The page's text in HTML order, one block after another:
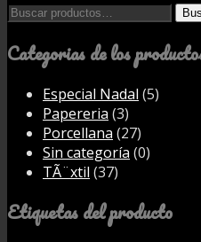
Buscar
Categorias de los
Especial Nadal (5)
Papereria (3)
Porcellana (27)
Sin categoría (0)
TÃ¨xtil (37)
Etiquetas del producto